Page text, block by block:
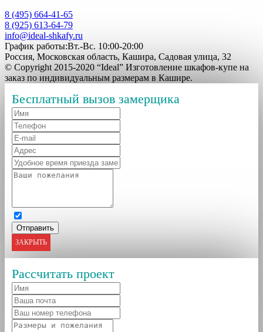
8 (495) 664-41-65
8 (925) 613-64-79
info@ideal-shkafy.ru
График работы:Вт.-Вс. 10:00-20:00
Россия, Московская область, Кашира, Садовая улица, 32
© Copyright 2015-2020 “Ideal” Изготовление шкафов-купе на
заказ по индивидуальным размерам в Кашире.
Бесплатный вызов замерщика
ЗАКРЫТЬ
Рассчитать проект